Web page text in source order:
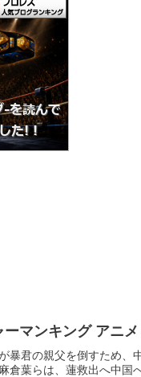
ーマンキング アニ
暴君の親父を倒すため、
倉葉らは、蓮救出へ中国